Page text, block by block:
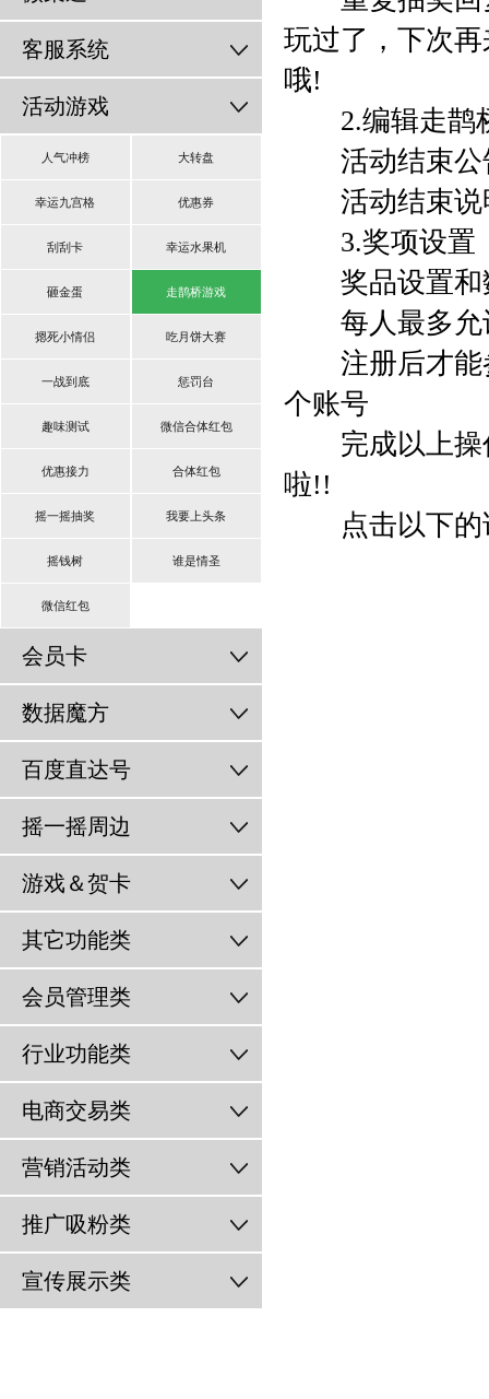
客服系统
活动游戏
人气冲榜 大转盘
幸运九宫格 优惠券
刮刮卡 幸运水果机
砸金蛋 走鹊桥游戏
摁死小情侣 吃月饼大赛
一战到底 惩罚台
趣味测试 微信合体红包
优惠接力 合体红包
摇一摇抽奖 我要上头条
摇钱树 谁是情圣
微信红包
会员卡
数据魔方
百度直达号
摇一摇周边
游戏＆贺卡
其它功能类
会员管理类
行业功能类
电商交易类
营销活动类
推广吸粉类
宣传展示类
玩过了，下次
哦!
2.编辑走鹊
活动结束公
活动结束说
3.奖项设置
奖品设置和
每人最多允
注册后才能
个账号
完成以上操
啦!!
点击以下的